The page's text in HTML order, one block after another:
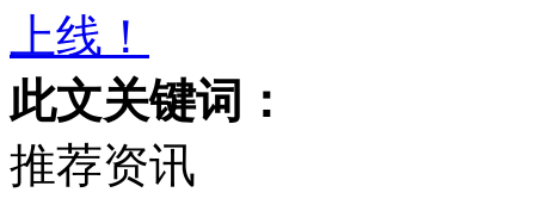
上线！
此文关键词：
推荐资讯